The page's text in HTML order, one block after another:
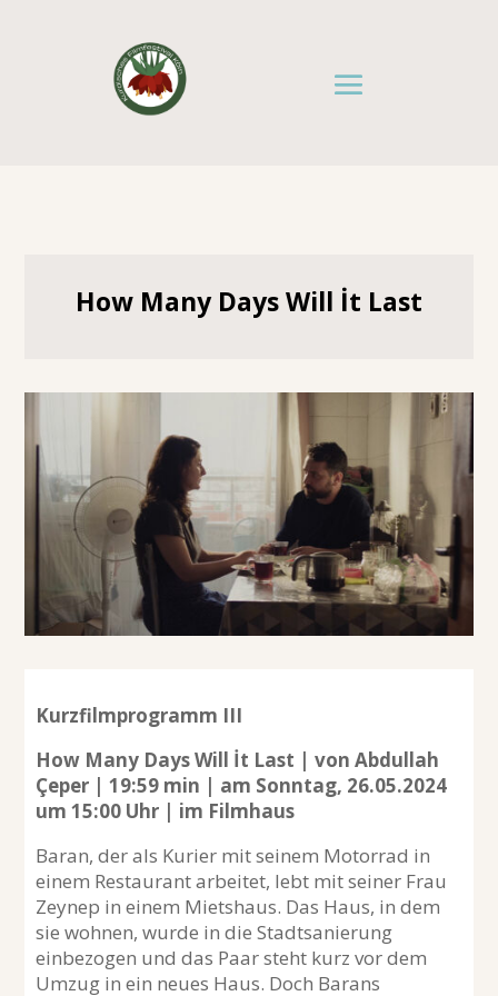
How Many Days Will İt Last
Kurzfilmprogramm III
How Many Days Will İt Last | von Abdullah
Çeper | 19:59 min | am Sonntag, 26.05.2024
um 15:00 Uhr | im Filmhaus
Baran, der als Kurier mit seinem Motorrad in
einem Restaurant arbeitet, lebt mit seiner Frau
Zeynep in einem Mietshaus. Das Haus, in dem
sie wohnen, wurde in die Stadtsanierung
einbezogen und das Paar steht kurz vor dem
Umzug in ein neues Haus. Doch Barans